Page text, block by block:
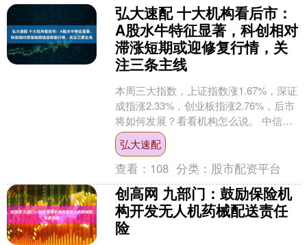
弘大速配 十大机构看后市：
A股水牛特征显著，科创相对
滞涨短期或迎修复行情，关
注三条主线
本周三大指数，上证指数涨1.67%，深证
成指涨2.33%，创业板指涨2.76%，后市
将如何发展？看看机构怎么说。 中信证
券：A股水牛特征显著，突破3600点后
增....
弘大速配
查看： 108 分类： 股市配资平台
创高网 九部门：鼓励保险机
构开发无人机药械配送责任
险